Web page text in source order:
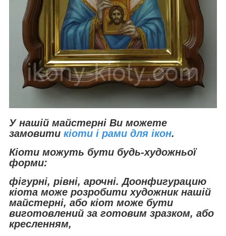
У нашій майстерні Ви можете
замовити кіоти і рами для ікон.
Кіоти можуть бути будь-художньої
форми:
фігурні, рівні, арочні. Доонфигурацию
кіота може розробити художник нашій
майстерні, або кіот може бути
виготовлений за готовим зразком, або
кресленням,